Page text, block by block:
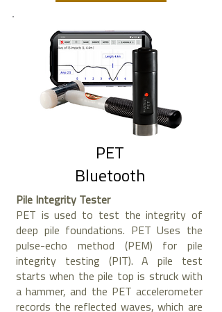
PET
Bluetooth
Pile Integrity Tester
PET is used to test the integrity of
deep pile foundations. PET Uses the
pulse-echo method (PEM) for pile
integrity testing (PIT). A pile test
starts when the pile top is struck with
a hammer, and the PET accelerometer
records the reflected waves, which are